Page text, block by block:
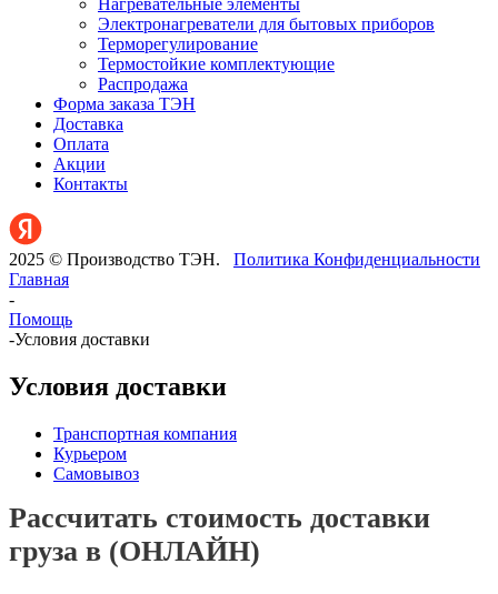
Нагревательные элементы
Электронагреватели для бытовых приборов
Терморегулирование
Термостойкие комплектующие
Распродажа
Форма заказа ТЭН
Доставка
Оплата
Акции
Контакты
2025 © Производство ТЭН. Политика Конфиденциальности
Главная
-
Помощь
-Условия доставки
Условия доставки
Транспортная компания
Курьером
Самовывоз
Рассчитать стоимость доставки
груза в (ОНЛАЙН)